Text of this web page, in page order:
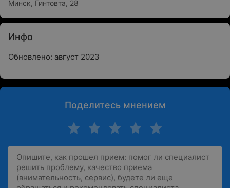
Минск, Гинтовта, 28
Инфо
Обновлено: август 2023
Поделитесь мнением